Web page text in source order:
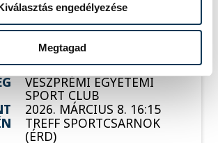
engedélyezése
Megtagad
NŐI FUTSAL NB I/B
NYUGATI CSOPORT,
2025/26
MÁLTAI SE
VESZPRÉMI EGYETEMI
SPORT CLUB
2026. MÁRCIUS 8. 16:15
TREFF SPORTCSARNOK
(ÉRD)